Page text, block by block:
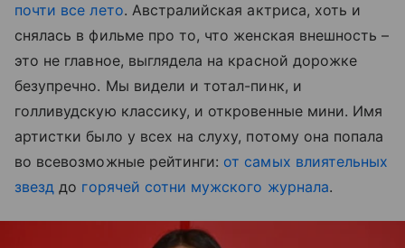
почти все лето. Австралийская актриса, хоть и
снялась в фильме про то, что женская внешность –
это не главное, выглядела на красной дорожке
безупречно. Мы видели и тотал-пинк, и
голливудскую классику, и откровенные мини. Имя
артистки было у всех на слуху, потому она попала
во всевозможные рейтинги: от самых влиятельных
звезд до горячей сотни мужского журнала.